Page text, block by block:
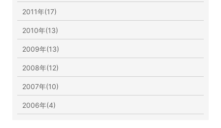
2011年(17)
2010年(13)
2009年(13)
2008年(12)
2007年(10)
2006年(4)